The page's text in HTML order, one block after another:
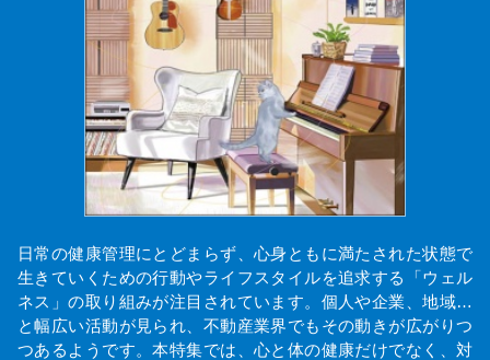
日常の健康管理にとどまらず、心身ともに満たされた状態で
生きていくための行動やライフスタイルを追求する「ウェル
ネス」の取り組みが注目されています。個人や企業、地域…
と幅広い活動が見られ、不動産業界でもその動きが広がりつ
つあるようです。本特集では、心と体の健康だけでなく、対